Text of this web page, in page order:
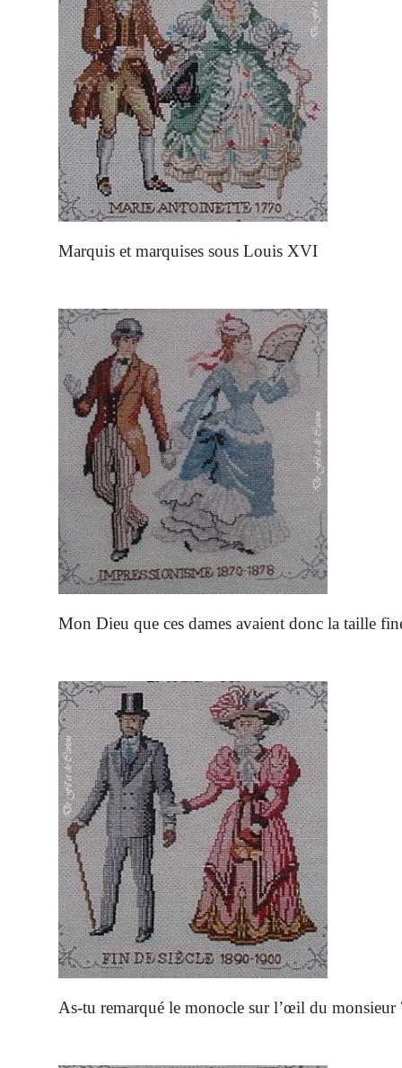
Marquis et marquises sous Louis XVI
Mon Dieu que ces dames avaient donc la taille
As-tu remarqué le monocle sur l’œil du monsieur